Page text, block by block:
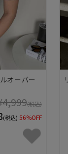
オーバー
(税込)
(税込) 56%OFF